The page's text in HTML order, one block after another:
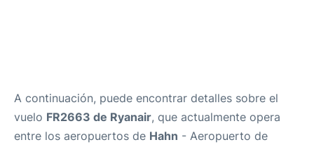
A continuación, puede encontrar detalles sobre el
vuelo FR2663 de Ryanair, que actualmente opera
entre los aeropuertos de Hahn - Aeropuerto de